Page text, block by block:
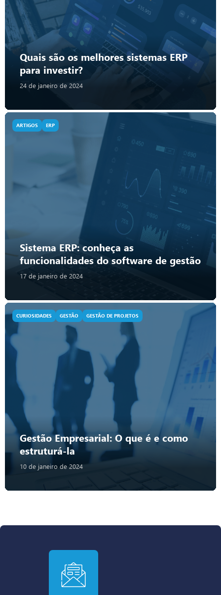
Quais são os melhores sistemas ERP
para investir?
24 de janeiro de 2024
Sistema ERP: conheça as
funcionalidades do software de gestão
17 de janeiro de 2024
ARTIGOS ERP
Gestão Empresarial: O que é e como
estruturá-la
10 de janeiro de 2024
CURIOSIDADES GESTÃO GESTÃO DE PROJETOS